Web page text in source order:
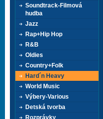
Soundtrack-Filmová
hudba
Jazz
Rap+Hip Hop
R&B
Oldies
Country+Folk
Hard´n Heavy
World Music
Výbery-Various
Detská tvorba
Rozprávky